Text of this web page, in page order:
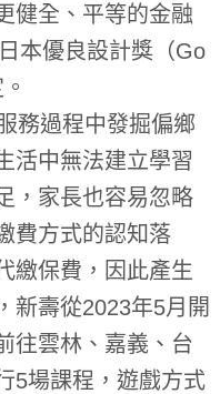
健全、 平等的金融
本優良設計獎（Go
務過程中發掘偏鄉
活中無法建立學習
， 家長也容易忽略
費方式的認知落
繳保費，因此產生
新壽從2023年5月開
往雲林、嘉義、台
5場課程，遊戲方式